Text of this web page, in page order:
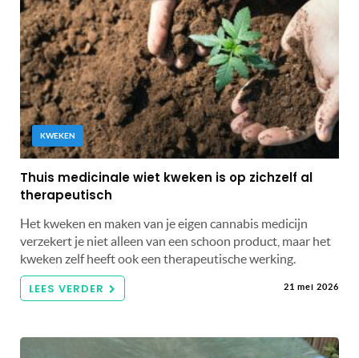
KWEKEN
Thuis medicinale wiet kweken is op zichzelf al
therapeutisch
Het kweken en maken van je eigen cannabis medicijn
verzekert je niet alleen van een schoon product, maar het
kweken zelf heeft ook een therapeutische werking.
LEES VERDER 21 mei 2026